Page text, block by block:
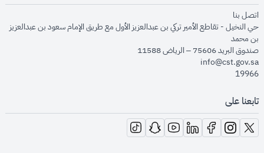
اتصل بنا
حي النخيل - تقاطع الأمير تركي بن عبدالعزيز الأول مع طريق الإمام سعود بن عبدالعزيز
بن محمد
صندوق البريد 75606 – الرياض 11588
info@cst.gov.sa
19966
تابعنا على
opens in new window
opens in new window
opens in new window
opens in new window
opens in new window
opens in new window
opens in new window